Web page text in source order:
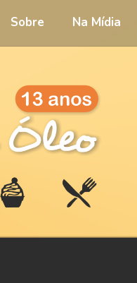
Sobre Na Mídia